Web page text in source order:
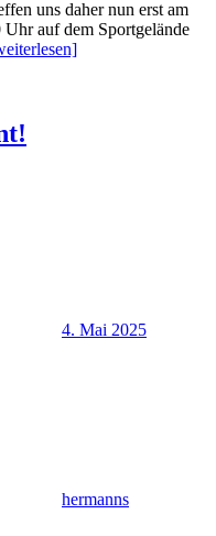
uns daher nun erst am
auf dem Sportgelände
4. Mai 2025
hermanns